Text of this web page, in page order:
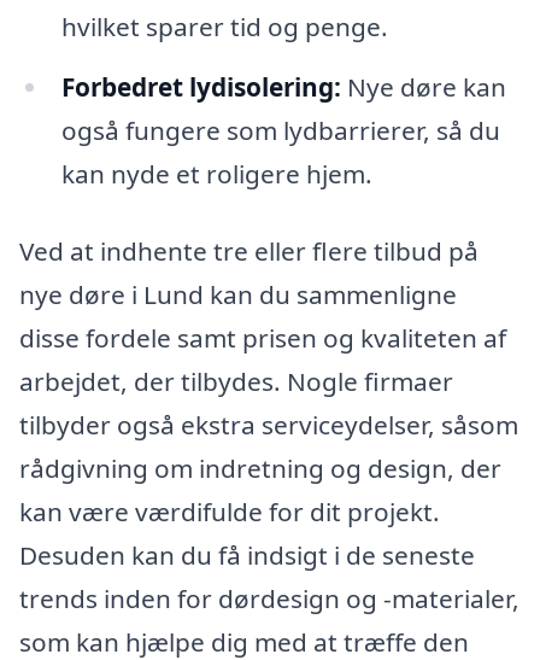
hvilket sparer tid og penge.
Forbedret lydisolering: Nye døre kan
også fungere som lydbarrierer, så du
kan nyde et roligere hjem.
Ved at indhente tre eller flere tilbud på
nye døre i Lund kan du sammenligne
disse fordele samt prisen og kvaliteten af
arbejdet, der tilbydes. Nogle firmaer
tilbyder også ekstra serviceydelser, såsom
rådgivning om indretning og design, der
kan være værdifulde for dit projekt.
Desuden kan du få indsigt i de seneste
trends inden for dørdesign og -materialer,
som kan hjælpe dig med at træffe den